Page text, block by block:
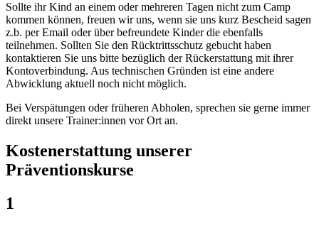
Sollte ihr Kind an einem oder mehreren Tagen nicht zum Camp
kommen können, freuen wir uns, wenn sie uns kurz Bescheid sagen
z.b. per Email oder über befreundete Kinder die ebenfalls
teilnehmen. Sollten Sie den Rücktrittsschutz gebucht haben
kontaktieren Sie uns bitte bezüglich der Rückerstattung mit ihrer
Kontoverbindung. Aus technischen Gründen ist eine andere
Abwicklung aktuell noch nicht möglich.
Bei Verspätungen oder früheren Abholen, sprechen sie gerne immer
direkt unsere Trainer:innen vor Ort an.
Kostenerstattung unserer
Präventionskurse
1